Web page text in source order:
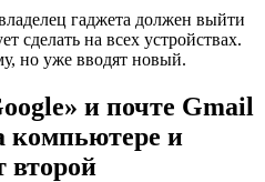
гаджета должен выйти
сделать на всех устройствах.
но уже вводят новый.
и почте Gmail
компьютере и
второй